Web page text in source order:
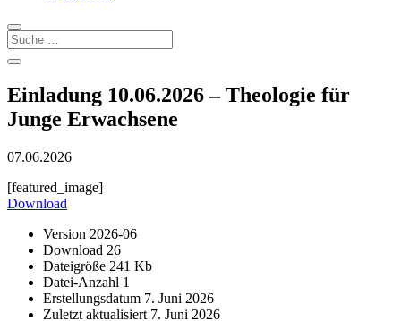
Einladung 10.06.2026 – Theologie für
Junge Erwachsene
07.06.2026
[featured_image]
Download
Version 2026-06
Download 26
Dateigröße 241 Kb
Datei-Anzahl 1
Erstellungsdatum 7. Juni 2026
Zuletzt aktualisiert 7. Juni 2026